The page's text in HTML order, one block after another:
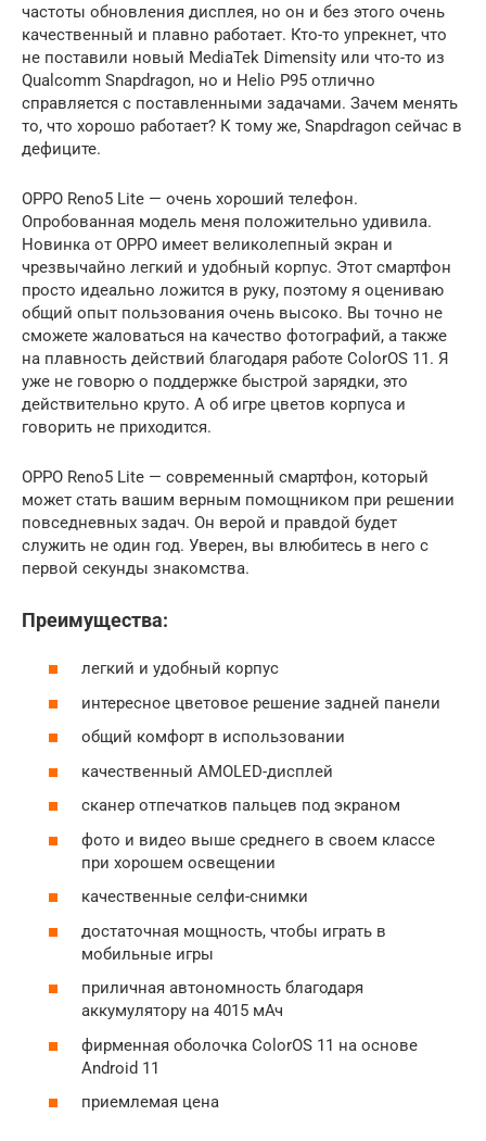
частоты обновления дисплея, но он и без этого очень
качественный и плавно работает. Кто-то упрекнет, что
не поставили новый MediaTek Dimensity или что-то из
Qualcomm Snapdragon, но и Helio P95 отлично
справляется с поставленными задачами. Зачем менять
то, что хорошо работает? К тому же, Snapdragon сейчас в
дефиците.
OPPO Reno5 Lite — очень хороший телефон.
Опробованная модель меня положительно удивила.
Новинка от OPPO имеет великолепный экран и
чрезвычайно легкий и удобный корпус. Этот смартфон
просто идеально ложится в руку, поэтому я оцениваю
общий опыт пользования очень высоко. Вы точно не
сможете жаловаться на качество фотографий, а также
на плавность действий благодаря работе ColorOS 11. Я
уже не говорю о поддержке быстрой зарядки, это
действительно круто. А об игре цветов корпуса и
говорить не приходится.
OPPO Reno5 Lite — современный смартфон, который
может стать вашим верным помощником при решении
повседневных задач. Он верой и правдой будет
служить не один год. Уверен, вы влюбитесь в него с
первой секунды знакомства.
Преимущества:
легкий и удобный корпус
интересное цветовое решение задней панели
общий комфорт в использовании
качественный AMOLED-дисплей
сканер отпечатков пальцев под экраном
фото и видео выше среднего в своем классе
при хорошем освещении
качественные селфи-снимки
достаточная мощность, чтобы играть в
мобильные игры
приличная автономность благодаря
аккумулятору на 4015 мАч
фирменная оболочка ColorOS 11 на основе
Android 11
приемлемая цена